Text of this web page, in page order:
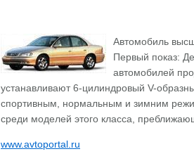
Автомобиль
Первый показ:
автомобилей
устанавливают 6-цилиндровый V-
спортивным, нормальным и зимним
среди моделей этого класса,
www.avtoportal.ru